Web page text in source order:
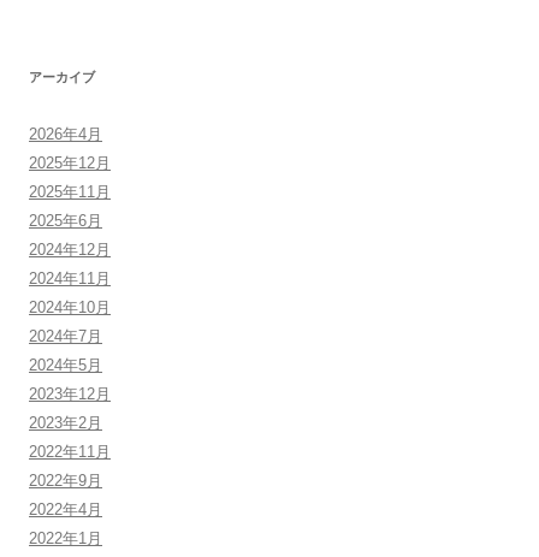
アーカイブ
2026年4月
2025年12月
2025年11月
2025年6月
2024年12月
2024年11月
2024年10月
2024年7月
2024年5月
2023年12月
2023年2月
2022年11月
2022年9月
2022年4月
2022年1月